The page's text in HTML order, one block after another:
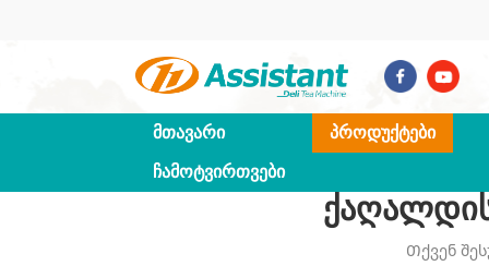
ᲛᲗᲐᲕᲐᲠᲘ ᲞᲠᲝᲓᲣᲥᲢᲔᲑᲘ
ᲩᲐᲛᲝᲢᲕᲘᲠᲗᲕᲔᲑᲘ
Თქვენ